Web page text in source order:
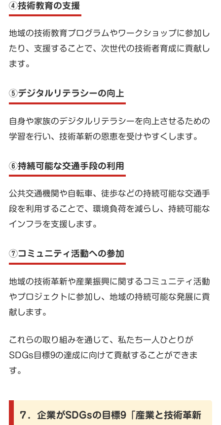
④技術教育の支援
地域の技術教育プログラムやワークショップに参加し
たり、支援することで、次世代の技術者育成に貢献し
ます。
⑤デジタルリテラシーの向上
自身や家族のデジタルリテラシーを向上させるための
学習を行い、技術革新の恩恵を受けやすくします。
⑥持続可能な交通手段の利用
公共交通機関や自転車、徒歩などの持続可能な交通手
段を利用することで、環境負荷を減らし、持続可能な
インフラを支援します。
⑦コミュニティ活動への参加
地域の技術革新や産業振興に関するコミュニティ活動
やプロジェクトに参加し、地域の持続可能な発展に貢
献します。
これらの取り組みを通じて、私たち一人ひとりが
SDGs目標9の達成に向けて貢献することができま
す。
７．企業がSDGsの目標9「産業と技術革新